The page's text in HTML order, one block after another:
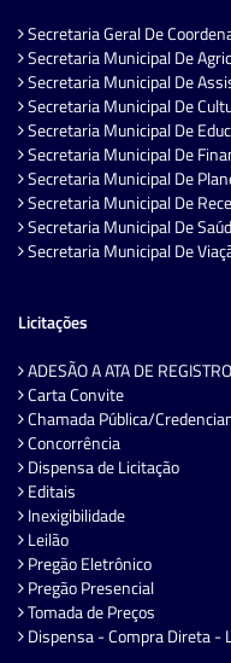
Secretaria Geral De
Secretaria Municipal De
Secretaria Municipal De
Secretaria Municipal De
Secretaria Municipal De
Secretaria Municipal De
Secretaria Municipal De
Secretaria Municipal De
Secretaria Municipal De
Secretaria Municipal De
Licitações
ADESÃO A ATA DE
Carta Convite
Chamada Pública/
Concorrência
Dispensa de Licitação
Editais
Inexigibilidade
Leilão
Pregão Eletrônico
Pregão Presencial
Tomada de Preços
Dispensa - Compra Direta